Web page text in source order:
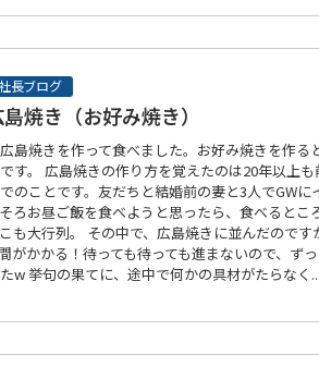
社長ブログ
焼き（お好み焼き）
島焼きを作って食べました。お好み焼きを作る
す。 広島焼きの作り方を覚えたのは20年以上も
のことです。友だちと結婚前の妻と3人でGWに
ろお昼ご飯を食べようと思ったら、食べるとこ
も大行列。 その中で、広島焼きに並んだのです
がかかる！待っても待っても進まないので、ず
w 挙句の果てに、途中で何かの具材がたらな